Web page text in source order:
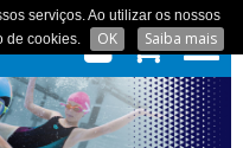
serviços. Ao utilizar os nossos
de cookies.
OK Saiba mais